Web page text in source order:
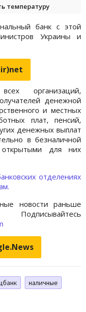
температуру
банк с этой
Украины и
организаций,
денежной
и местных
плат, пенсий,
денежных выплат
в безналичной
для них
отделениях
новости раньше
наличные